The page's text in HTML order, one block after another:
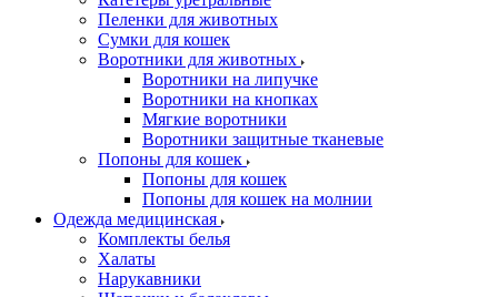
Пеленки для животных
Сумки для кошек
Воротники для животных
Воротники на липучке
Воротники на кнопках
Мягкие воротники
Воротники защитные тканевые
Попоны для кошек
Попоны для кошек
Попоны для кошек на молнии
Одежда медицинская
Комплекты белья
Халаты
Нарукавники